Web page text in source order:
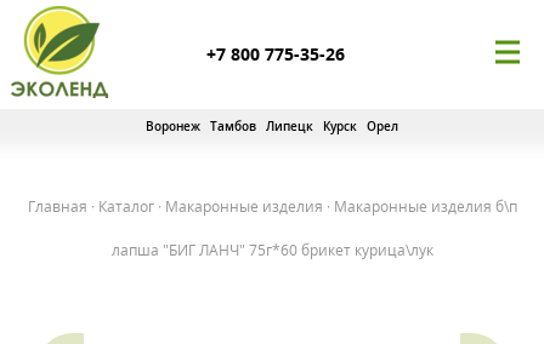
+7 800 775-35-26
Воронеж Тамбов Липецк Курск Орел
Главная · Каталог· Макаронные изделия · Макаронные изделия б\п
лапша "БИГ ЛАНЧ" 75г*60 брикет курица\лук